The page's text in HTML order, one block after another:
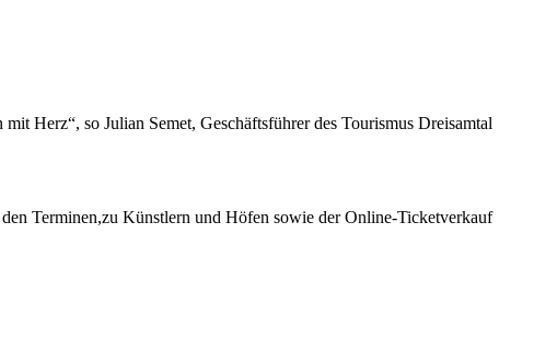
Herz“, so Julian Semet, Geschäftsführer des Tourismus Dreisamtal
Terminen,zu Künstlern und Höfen sowie der Online-Ticketverkauf